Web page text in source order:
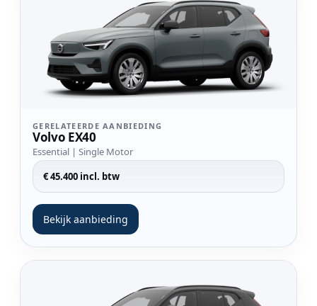
GERELATEERDE AANBIEDING
Volvo EX40
Essential | Single Motor
€ 45.400 incl. btw
Bekijk aanbieding
Bekijk aanbieding Volvo EX40